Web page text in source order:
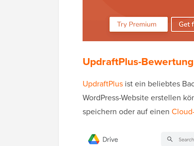
UpdraftPlus-
UpdraftPlus ist ein beliebtes
WordPress-Website erstellen
speichern oder auf einen